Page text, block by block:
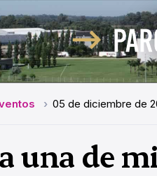
05 de diciembre de
una de